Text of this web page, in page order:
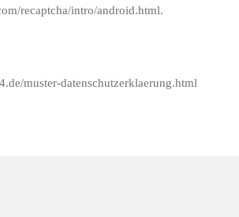
recaptcha/intro/android.html.
muster-datenschutzerklaerung.html